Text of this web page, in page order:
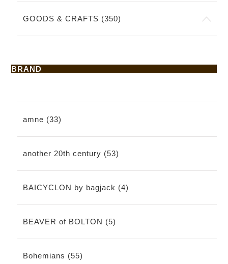
GOODS & CRAFTS (350)
BRAND
amne (33)
another 20th century (53)
BAICYCLON by bagjack (4)
BEAVER of BOLTON (5)
Bohemians (55)